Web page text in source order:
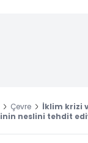
Çevre
İklim krizi
neslini tehdit